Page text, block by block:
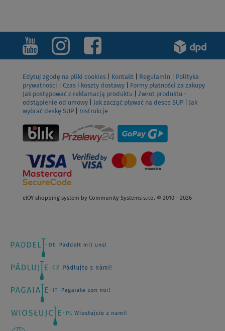
ZOBACZ
Edytuj zgodę na pliki cookies Kontakt Regulamin
Polityka
prywatności
Czas i koszty dostawy
Formy płatności za zakupy
Jak postępować z reklamacją produktu
Zwrot produktu -
odstąpienie od umowy
Jak zacząć pływać na desce SUP
Jak
wybrać deskę SUP
Instrukcje
eJOY shopping system by Community Systems s.r.o. © 2010 - 2026